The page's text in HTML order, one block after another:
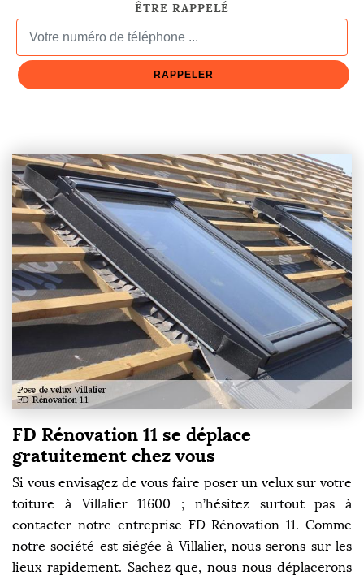
ÊTRE RAPPELÉ
FD Rénovation 11 se déplace
gratuitement chez vous
Si vous envisagez de vous faire poser un velux sur votre
toiture à Villalier 11600 ; n’hésitez surtout pas à
contacter notre entreprise FD Rénovation 11. Comme
notre société est siégée à Villalier, nous serons sur les
lieux rapidement. Sachez que, nous nous déplacerons